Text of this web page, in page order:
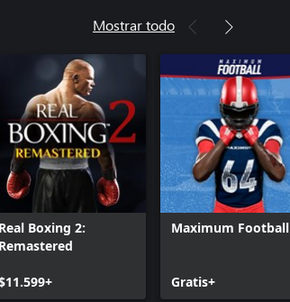
Mostrar todo
Real Boxing 2:
Remastered
Maximum Football
Gratis+